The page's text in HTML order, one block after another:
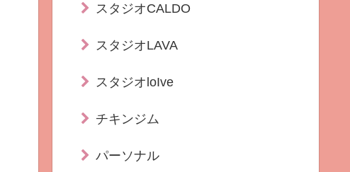
スタジオCALDO
スタジオLAVA
スタジオloIve
チキンジム
パーソナル